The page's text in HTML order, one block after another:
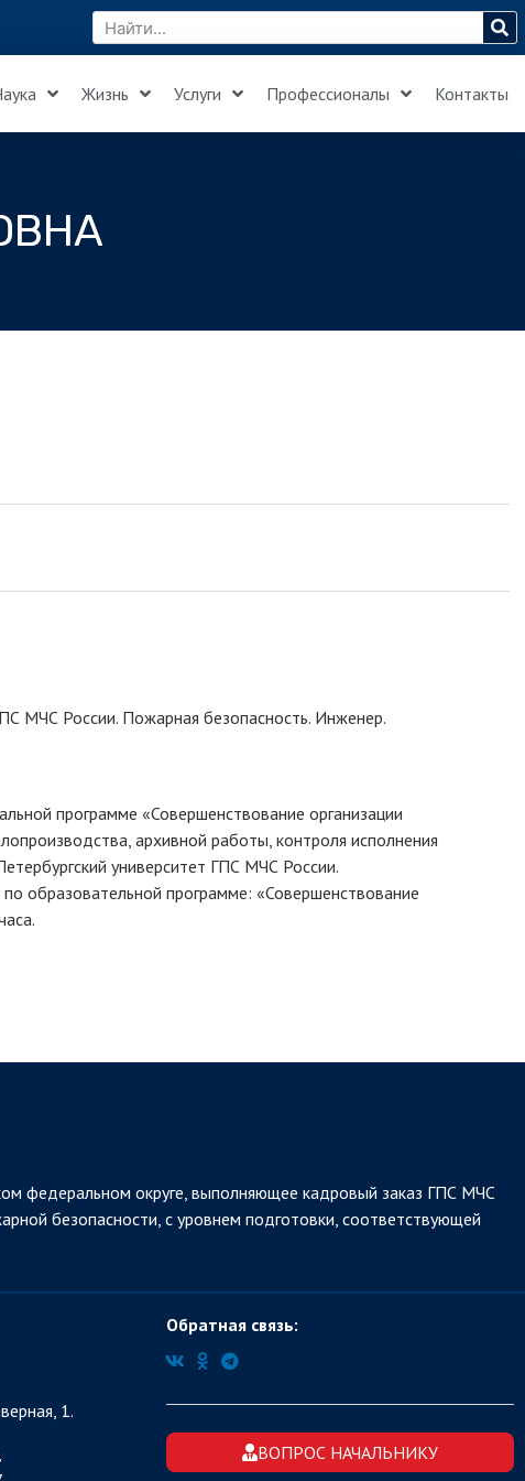
Жизнь Услуги Профессионалы Контакты
МЧС России. Пожарная безопасность. Инженер.
программе «Совершенствование организации
архивной работы, контроля исполнения
университет ГПС МЧС России.
образовательной программе: «Совершенствование
федеральном округе, выполняющее кадровый заказ ГПС МЧС
безопасности, с уровнем подготовки, соответствующей
1.
Обратная связь:
ВОПРОС НАЧАЛЬНИКУ